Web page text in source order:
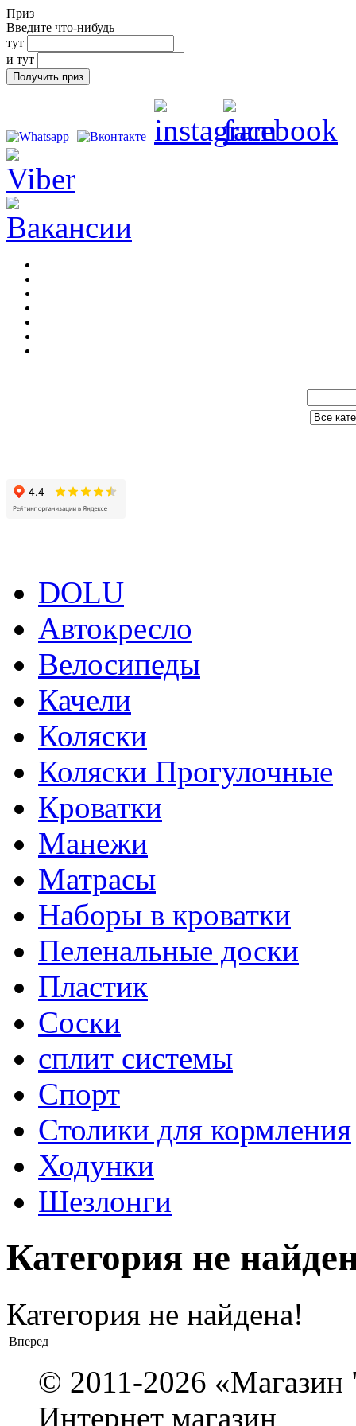
Приз
Введите что-нибудь
тут
и тут
DOLU
Автокресло
Велосипеды
Качели
Коляски
Коляски Прогулочные
Кроватки
Манежи
Матрасы
Наборы в кроватки
Пеленальные доски
Пластик
Соски
сплит системы
Спорт
Столики для кормления
Ходунки
Шезлонги
Категория не
Категория не найдена!
Вперед
© 2011-2026
Интернет магазин